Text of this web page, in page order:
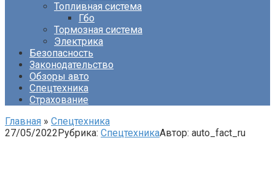
Топливная система
Гбо
Тормозная система
Электрика
Безопасность
Законодательство
Обзоры авто
Спецтехника
Страхование
Главная » Спецтехника
27/05/2022Рубрика: СпецтехникаАвтор: auto_fact_ru